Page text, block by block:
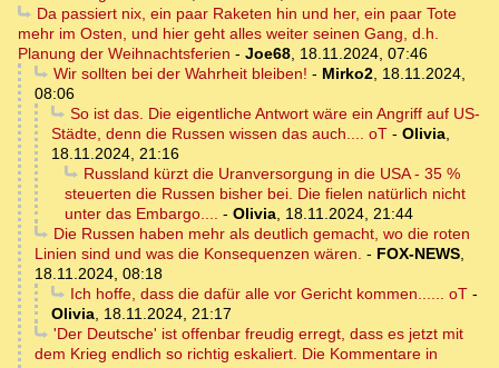
Da passiert nix, ein paar Raketen hin und her, ein paar Tote
mehr im Osten, und hier geht alles weiter seinen Gang, d.h.
Planung der Weihnachtsferien - Joe68 18.11.2024, 07:46
Wir sollten bei der Wahrheit bleiben! - Mirko2, 18.11.2024,
08:06
So ist das. Die eigentliche Antwort wäre ein Angriff auf US-
Städte, denn die Russen wissen das auch.... oT - Olivia
18.11.2024, 21:16
Russland kürzt die Uranversorgung in die USA - 35 %
steuerten die Russen bisher bei. Die fielen natürlich nicht
unter das Embargo....
- Olivia 18.11.2024, 21:44
Die Russen haben mehr als deutlich gemacht, wo die roten
Linien sind und was die Konsequenzen wären. - FOX-NEWS
18.11.2024, 08:18
Ich hoffe, dass die dafür alle vor Gericht kommen...... oT-
Olivia 18.11.2024, 21:17
'Der Deutsche' ist offenbar freudig erregt, dass es jetzt mit
dem Krieg endlich so richtig eskaliert. Die Kommentare in